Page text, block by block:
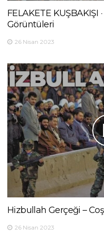
FELAKETE
Görüntüleri
26 Nisan 2023
Hizbullah Gerçeği –
26 Nisan 2023